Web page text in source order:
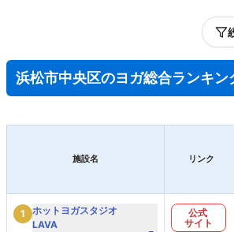
浜松市中央区のヨガ総合ランキン
施設名 リンク
1
ホットヨガスタジオ
LAVA
公式
サイト